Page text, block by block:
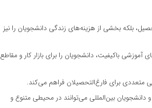
بلکه بخشی از هزینه‌های زندگی دانشجویان را نیز
آموزشی باکیفیت، دانشجویان را برای بازار کار و مقاطع
متعددی برای فارغ‌التحصیلان فراهم می‌کند.
و دانشجویان بین‌المللی می‌توانند در محیطی متنوع و